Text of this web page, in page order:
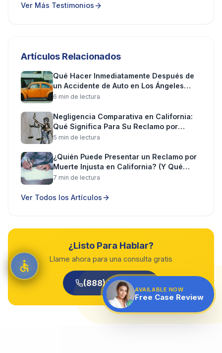
Ver Más Testimonios
Artículos Relacionados
Qué Hacer Inmediatamente Después de
un Accidente de Auto en Los Ángeles
(Paso a Paso)
6 min de lectura
Negligencia Comparativa en California:
Qué Significa Para Su Reclamo por
Lesiones
5 min de lectura
¿Quién Puede Presentar un Reclamo por
Muerte Injusta en California? (Y Qué
Puede Recuperar)
7 min de lectura
Ver Todos los Artículos
¿Listo Para Hablar?
Llame ahora para una consulta gratis
(888) 585-2529
AVAILABLE NOW
Free Case Review